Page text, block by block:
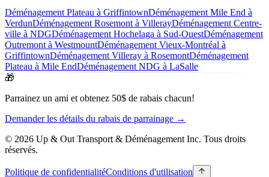
Déménagement Plateau à GriffintownDéménagement Mile End à
VerdunDéménagement Rosemont à VillerayDéménagement Centre-
ville à NDGDéménagement Hochelaga à Sud-OuestDéménagement
Outremont à WestmountDéménagement Vieux-Montréal à
GriffintownDéménagement Villeray à RosemontDéménagement
Plateau à Mile EndDéménagement NDG à LaSalle
🎁
Parrainez un ami et obtenez 50$ de rabais chacun!
Demander les détails du rabais de parrainage →
© 2026 Up & Out Transport & Déménagement Inc. Tous droits
réservés.
Politique de confidentialitéConditions d'utilisation